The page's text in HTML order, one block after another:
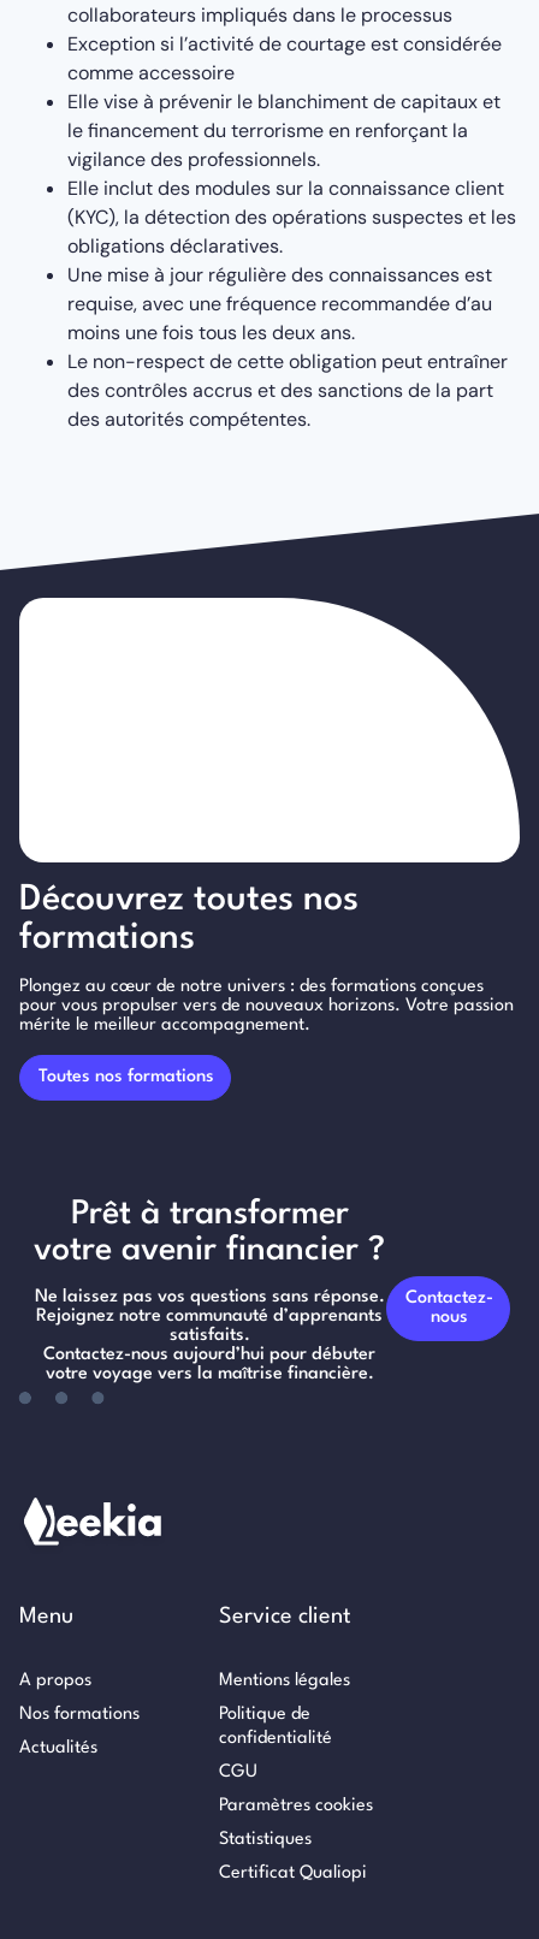
collaborateurs impliqués dans le processus
Exception si l’activité de courtage est considérée
comme accessoire
Elle vise à prévenir le blanchiment de capitaux et
le financement du terrorisme en renforçant la
vigilance des professionnels.
Elle inclut des modules sur la connaissance client
(KYC), la détection des opérations suspectes et les
obligations déclaratives.
Une mise à jour régulière des connaissances est
requise, avec une fréquence recommandée d’au
moins une fois tous les deux ans.
Le non-respect de cette obligation peut entraîner
des contrôles accrus et des sanctions de la part
des autorités compétentes.
Découvrez toutes nos
formations
Plongez au cœur de notre univers : des formations conçues
pour vous propulser vers de nouveaux horizons. Votre passion
mérite le meilleur accompagnement.
Toutes nos formations
Prêt à transformer
votre avenir financier ?
Ne laissez pas vos questions sans réponse.
Rejoignez notre communauté d’apprenants
satisfaits.
Contactez-nous aujourd’hui pour débuter
votre voyage vers la maîtrise financière.
Contactez-
nous
Menu
A propos
Nos formations
Actualités
Service client
Mentions légales
Politique de
confidentialité
CGU
Paramètres cookies
Statistiques
Certificat Qualiopi